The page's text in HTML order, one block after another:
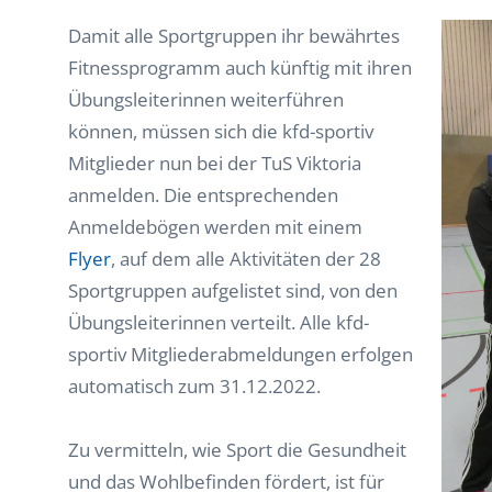
Damit alle Sportgruppen ihr bewährtes
Fitnessprogramm auch künftig mit ihren
Übungsleiterinnen weiterführen
können, müssen sich die kfd-sportiv
Mitglieder nun bei der TuS Viktoria
anmelden. Die entsprechenden
Anmeldebögen werden mit einem
Flyer, auf dem alle Aktivitäten der 28
Sportgruppen aufgelistet sind, von den
Übungsleiterinnen verteilt. Alle kfd-
sportiv Mitgliederabmeldungen erfolgen
automatisch zum 31.12.2022.
Zu vermitteln, wie Sport die Gesundheit
und das Wohlbefinden fördert, ist für